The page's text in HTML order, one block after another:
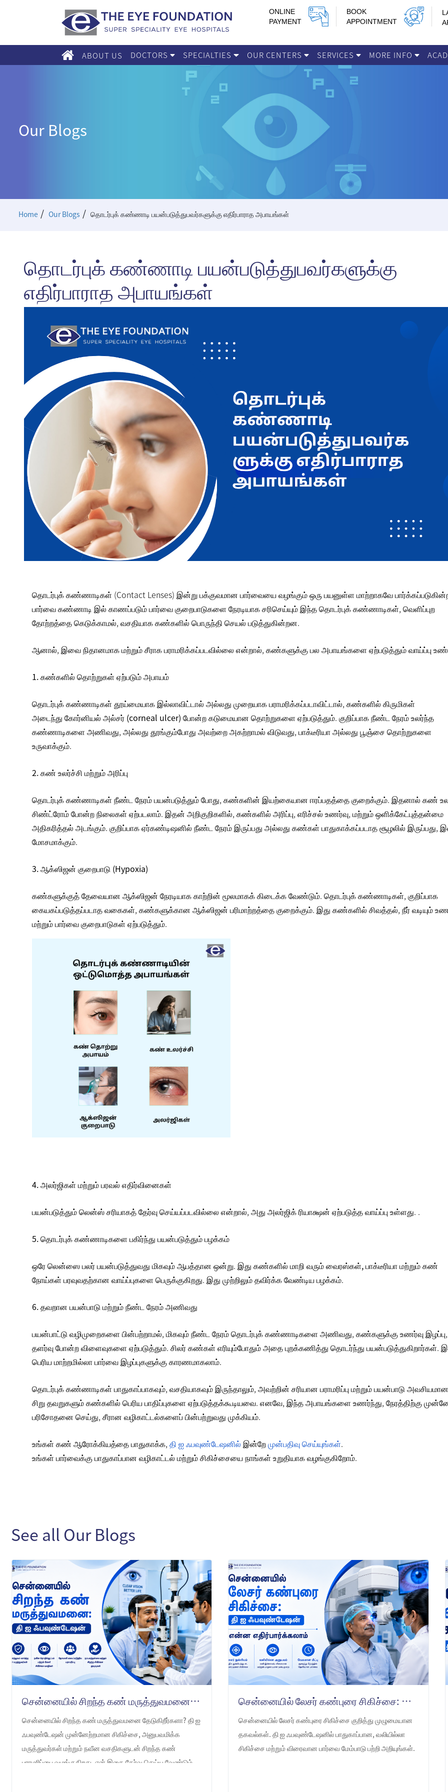
ONLINE
PAYMENT
BOOK
APPOINTMENT
ABOUT US DOCTORS SPECIALTIES OUR CENTERS SERVICES MORE INFO
Our Blogs
Home / Our Blogs / தொடர்புக் கண்ணாடி பயன்படுத்துபவர்களுக்கு எதிர்பாராத அபாயங்கள்
தொடர்புக் கண்ணாடி பயன்படுத்துபவர்களுக்கு
எதிர்பாராத அபாயங்கள்
தொடர்புக் கண்ணாடிகள் (Contact Lenses) இன்று பக்குவமான பார்வையை வழங்கும் ஒரு பயனுள்ள மாற்றாகவே
பார்வை கண்ணாடி இல் காணப்படும் பார்வை குறைபாடுகளை நேரடியாக சரிசெய்யும் இந்த தொடர்புக் கண்ணாடிகள், வெளிப்புற
தோற்றத்தை கெடுக்காமல், வசதியாக கண்களில் பொருந்தி செயல் படுத்துகின்றன.
ஆனால், இவைநிதானமாக மற்றும் சீராக பராமரிக்கப்படவில்லை என்றால், கண்களுக்கு பல அபாயங்களை ஏற்படுத்தும் வாய்ப்பு
1. கண்களில் தொற்றுகள் ஏற்படும் அபாயம்
தொடர்புக் கண்ணாடிகள் தூய்மையாக இல்லாவிட்டால் அல்லது முறையாக பராமரிக்கப்படாவிட்டால், கண்களில் கிருமிகள்
அடைந்து கோர்னியல் அல்சர் (corneal ulcer) போன்ற கடுமையான தொற்றுகளை ஏற்படுத்தும். குறிப்பாக நீண்ட நேரம் உலர்ந்த
கண்ணாடிகளை அணிவது, அல்லது தூங்கும்போது அவற்றை அகற்றாமல் விடுவது, பாக்டீரியா அல்லது பூஞ்சை தொற்றுகளை
உருவாக்கும்.
2. கண் உலர்ச்சி மற்றும் அரிப்பு
தொடர்புக் கண்ணாடிகள் நீண்ட நேரம் பயன்படுத்தும் போது, கண்களின் இயற்கையான ஈரப்பதத்தை குறைக்கும். இதனால் கண்
சிண்ட்ரோம்போன்ற நிலைகள் ஏற்படலாம். இதன் அறிகுறிகளில், கண்களில் அரிப்பு, எரிச்சல் உணர்வு, மற்றும் ஒளிக்கேட்புத்தன்மை
அதிகரித்தல் அடங்கும். குறிப்பாக ஏர்கண்டிஷனில் நீண்ட நேரம் இருப்பது அல்லது கண்கள் பாதுகாக்கப்படாத சூழலில் இருப்பது,
மோசமாக்கும்.
3. ஆக்ஸிஜன் குறைபாடு (Hypoxia)
கண்களுக்குத் தேவையான ஆக்ஸிஜன் நேரடியாக காற்றின் மூலமாகக் கிடைக்க வேண்டும். தொடர்புக் கண்ணாடிகள், குறிப்பாக
கையகப்படுத்தப்படாத வகைகள், கண்களுக்கான ஆக்ஸிஜன் பரிமாற்றத்தை குறைக்கும். இது கண்களில் சிவத்தல், நீர் வடியும்
மற்றும் பார்வை குறைபாடுகள் ஏற்படுத்தும்.
4. அலர்ஜிகள் மற்றும் பரவல் எதிர்வினைகள்
பயன்படுத்தும் லென்ஸ் சரியாகத் தேர்வு செய்யப்படவில்லை என்றால், அது அலர்ஜிக் ரியாக்ஷன் ஏற்படுத்த வாய்ப்பு உள்ளது. .
5. தொடர்புக் கண்ணாடிகளை பகிர்ந்து பயன்படுத்தும் பழக்கம்
ஒரே லென்ஸை பலர் பயன்படுத்துவது மிகவும் ஆபத்தான ஒன்று. இது கண்களில் மாறி வரும் வைரஸ்கள், பாக்டீரியா மற்றும் கண்
நோய்கள் பரவுவதற்கான வாய்ப்புகளை பெருக்குகிறது. இது முற்றிலும் தவிர்க்க வேண்டிய பழக்கம்.
6. தவறான பயன்பாடு மற்றும் நீண்ட நேரம் அணிவது
பயன்பாட்டு வழிமுறைகளை பின்பற்றாமல், மிகவும் நீண்ட நேரம் தொடர்புக் கண்ணாடிகளை அணிவது, கண்களுக்கு உணர்வு இழப்பு,
தளர்வு போன்ற விளைவுகளை ஏற்படுத்தும். சிலர் கண்கள் எரியும்போதும் அதை புறக்கணித்து தொடர்ந்து பயன்படுத்துகிறார்கள்.
பெரிய மாற்றமில்லா பார்வை இழப்புகளுக்குகாரணமாகலாம்.
தொடர்புக் கண்ணாடிகள் பாதுகாப்பாகவும், வசதியாகவும் இருந்தாலும், அவற்றின் சரியான பராமரிப்பு மற்றும் பயன்பாடு
சிறு தவறுகளும் கண்களில் பெரிய பாதிப்புகளை ஏற்படுத்தக்கூடியவை. எனவே, இந்த அபாயங்களை உணர்ந்து, நேரத்திற்கு
பரிசோதனை செய்து, சீரான வழிகாட்டல்களைப் பின்பற்றுவது முக்கியம்.
உங்கள் கண் ஆரோக்கியத்தை பாதுகாக்க, தி ஐ ஃபவுண்டேஷனில் இன்றேமுன்பதிவு செய்யுங்கள்.
உங்கள் பார்வைக்கு பாதுகாப்பான வழிகாட்டல் மற்றும் சிகிச்சையை நாங்கள் உறுதியாக வழங்குகிறோம்.
See all Our Blogs
சென்னையில் சிறந்த கண் மருத்துவமனை: தி ஐ ஃபவுண்டேஷன் -ஐ ஏன் தேர்வு செய்ய வேண்டும்
சென்னையில் சிறந்த கண் மருத்துவமனை தேடுகிறீர்களா? தி ஐ
ஃபவுண்டேஷன் முன்னேற்றமான சிகிச்சை, அனுபவமிக்க
மருத்துவர்கள் மற்றும் நவீன வசதிகளுடன் சிறந்த கண்
பராமரிப்பை வழங்குகிறது. ஏன் இதை தேர்வு செய்ய வேண்டும்
சென்னையில் லேசர் கண்புரை சிகிச்சை: தி ஐ ஃபவுண்டேஷன் என்ன எதிர்பார்க்கலாம்
சென்னையில் லேசர் கண்புரை சிகிச்சை குறித்து முழுமையான
தகவல்கள். தி ஐ ஃபவுண்டேஷனில் பாதுகாப்பான, வலியில்லா
சிகிச்சை மற்றும் விரைவான பார்வை மேம்பாடு பற்றி அறியுங்கள்.